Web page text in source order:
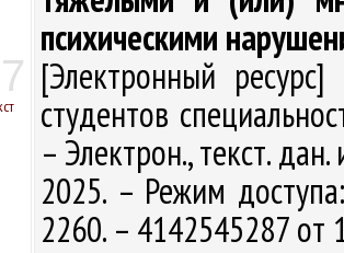
психическими
[Электронный
студентов
– Электрон., текст.
2025. – Режим
2260. – 4142545287 от